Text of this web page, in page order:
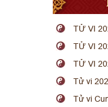
TỬ VI
TỬ VI
TỬ VI
Tử vi
Tử vi